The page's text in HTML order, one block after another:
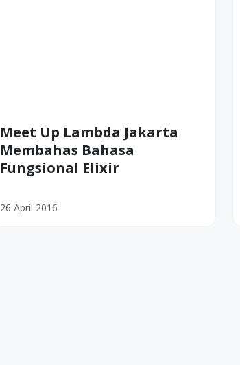
Meet Up Lambda Jakarta
Membahas Bahasa
Fungsional Elixir
26 April 2016